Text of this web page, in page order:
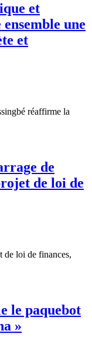
et
une
et
réaffirme la
de
de loi de
de loi de finances,
le paquebot
»